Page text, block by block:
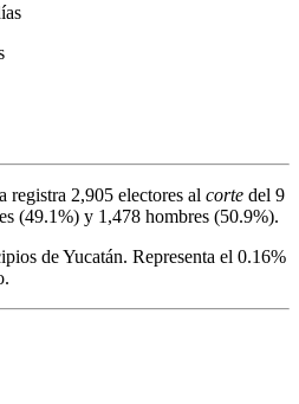
registra 2,905 electores al corte del 9
(49.1%) y 1,478 hombres (50.9%).
deYucatán. Representa el 0.16%